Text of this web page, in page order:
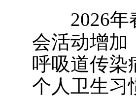
2026年
会活动增加
呼吸道传染
个人卫生习